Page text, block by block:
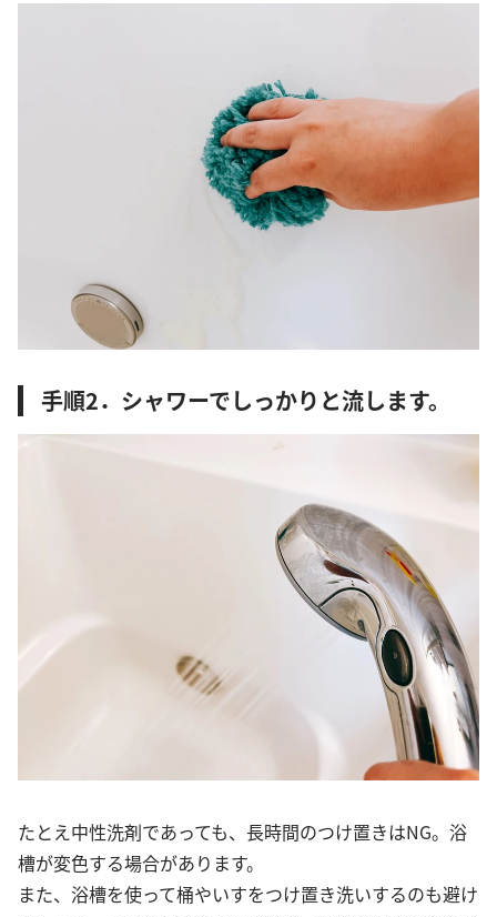
手順2．シャワーでしっかりと流します。
たとえ中性洗剤であっても、長時間のつけ置きはNG。浴
槽が変色する場合があります。
また、浴槽を使って桶やいすをつけ置き洗いするのも避け